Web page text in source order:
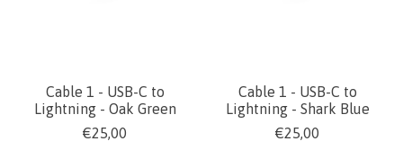
Cable 1 - USB-C to
Lightning - Oak Green
€25,00
Cable 1 - USB-C to
Lightning - Shark Blue
€25,00